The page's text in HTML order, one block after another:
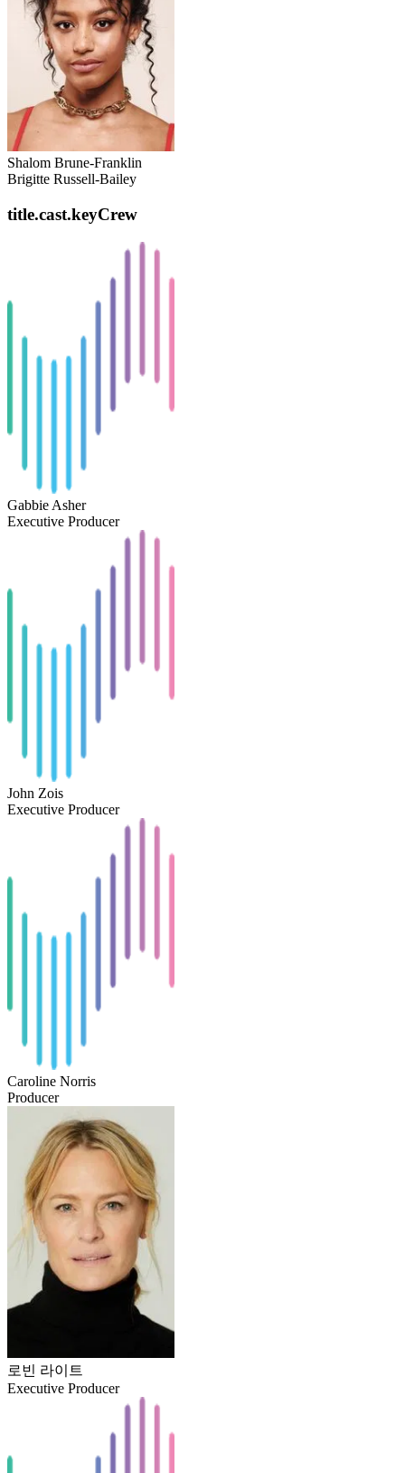
Shalom Brune-Franklin
Brigitte Russell-Bailey
title.cast.keyCrew
Gabbie Asher
Executive Producer
John Zois
Executive Producer
Caroline Norris
Producer
로빈 라이트
Executive Producer